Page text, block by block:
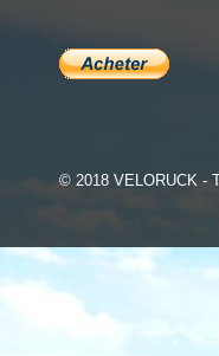
© 2018 VELORUCK -